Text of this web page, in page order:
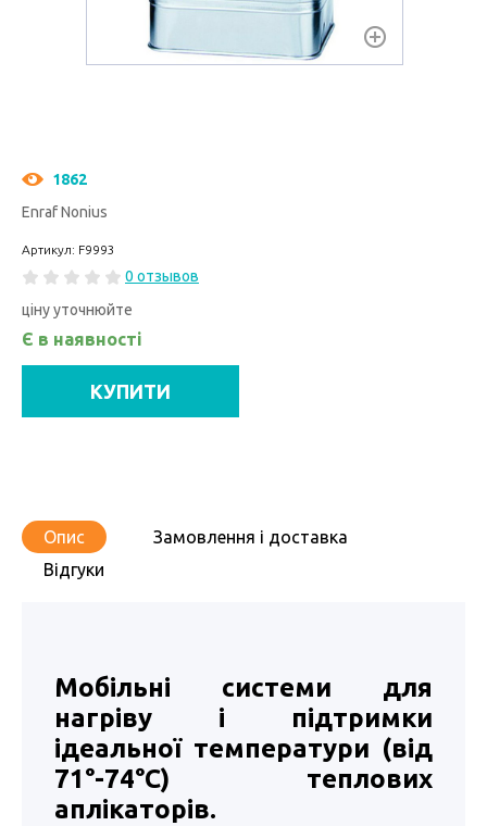
1862
Enraf Nonius
Артикул: F9993
0 отзывов
ціну уточнюйте
Є в наявності
КУПИТИ
Опис
Замовлення і доставка
Відгуки
Мобільні системи для
нагріву і підтримки
ідеальної температури (від
71°-74°C) теплових
аплікаторів.